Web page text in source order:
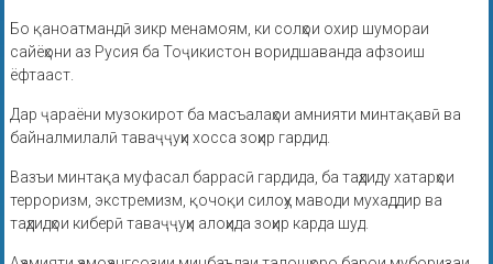
Бо қаноатмандӣ зикр менамоям, ки солҳои охир шумораи
сайёҳони аз Русия ба Тоҷикистон воридшаванда афзоиш
ёфтааст.
Дар ҷараёни музокирот ба масъалаҳои амнияти минтақавӣ ва
байналмилалӣ таваҷҷуҳи хосса зоҳир гардид.
Вазъи минтақа муфасал баррасӣ гардида, ба таҳдиду хатарҳои
терроризм, экстремизм, қочоқи силоҳу маводи мухаддир ва
таҳдидҳои киберӣ таваҷҷуҳи алоҳида зоҳир карда шуд.